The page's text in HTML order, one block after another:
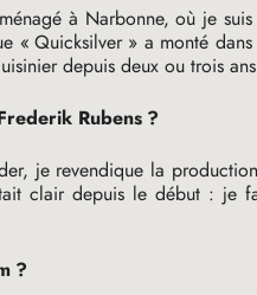
à Narbonne, où je
« Quicksilver » a monté
depuis deux ou trois
Rubens ?
je revendique la production
clair depuis le début : je
?